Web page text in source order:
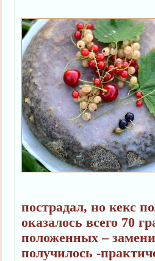
пострадал, но кекс
оказалось всего 70
положенных –
получилось -